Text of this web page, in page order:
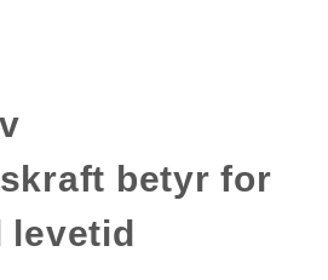
betyr for
levetid